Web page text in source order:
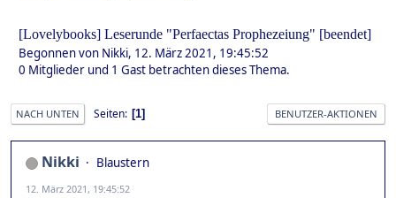
[Lovelybooks] Leserunde "Perfaectas Prophezeiung" [beendet]
Begonnen von Nikki, 12. März 2021, 19:45:52
0 Mitglieder und 1 Gast betrachten dieses Thema.
NACH UNTEN Seiten 1 BENUTZER-AKTIONEN
Nikki Blaustern
12. März 2021, 19:45:52